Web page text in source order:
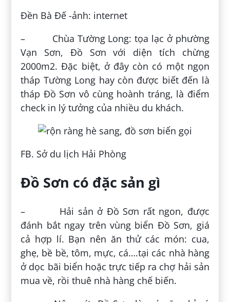
Đền Bà Đế -ảnh: internet
– Chùa Tường Long: tọa lạc ở phường
Vạn Sơn, Đồ Sơn với diện tích chừng
2000m2. Đặc biệt, ở đây còn có một ngọn
tháp Tường Long hay còn được biết đến là
tháp Đồ Sơn vô cùng hoành tráng, là điểm
check in lý tưởng của nhiều du khách.
FB. Sở du lịch Hải Phòng
Đồ Sơn có đặc sản gì
– Hải sản ở Đồ Sơn rất ngon, được
đánh bắt ngay trên vùng biển Đồ Sơn, giá
cả hợp lí. Bạn nên ăn thử các món: cua,
ghẹ, bề bề, tôm, mực, cá….tại các nhà hàng
ở dọc bãi biển hoặc trực tiếp ra chợ hải sản
mua về, rồi thuê nhà hàng chế biến.